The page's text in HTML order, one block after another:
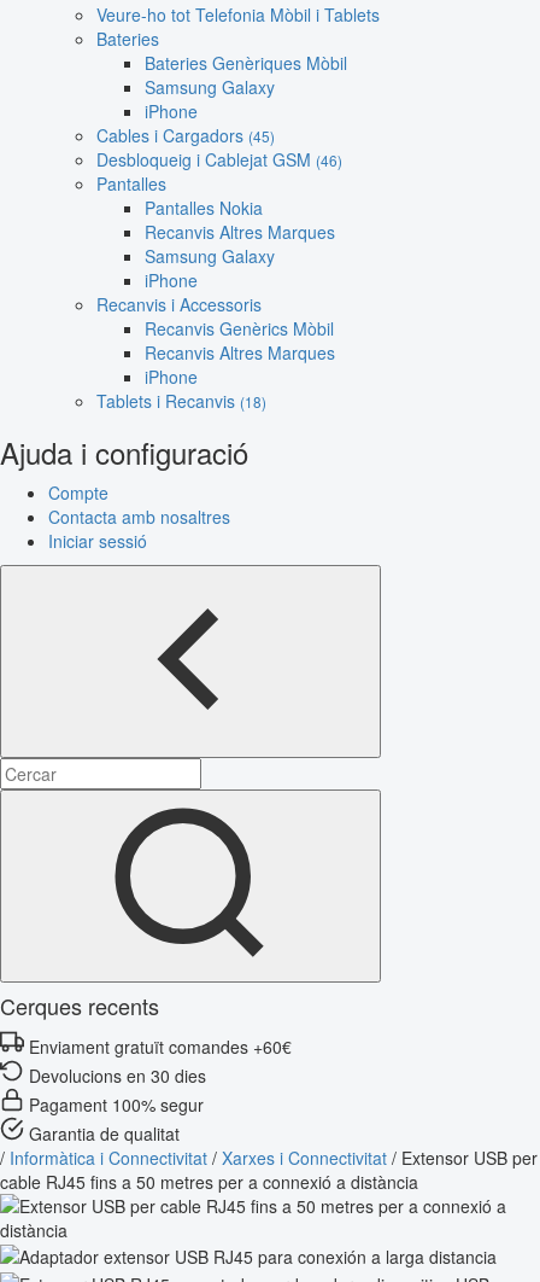
Veure-ho tot Telefonia Mòbil i Tablets
Bateries
Bateries Genèriques Mòbil
Samsung Galaxy
iPhone
Cables i Cargadors (45)
Desbloqueig i Cablejat GSM (46)
Pantalles
Pantalles Nokia
Recanvis Altres Marques
Samsung Galaxy
iPhone
Recanvis i Accessoris
Recanvis Genèrics Mòbil
Recanvis Altres Marques
iPhone
Tablets i Recanvis (18)
Ajuda i configuració
Compte
Contacta amb nosaltres
Iniciar sessió
Cerques recents
Enviament gratuït comandes +60€
Devolucions en 30 dies
Pagament 100% segur
Garantia de qualitat
/ Informàtica i Connectivitat / Xarxes i Connectivitat / Extensor USB per
cable RJ45 fins a 50 metres per a connexió a distància